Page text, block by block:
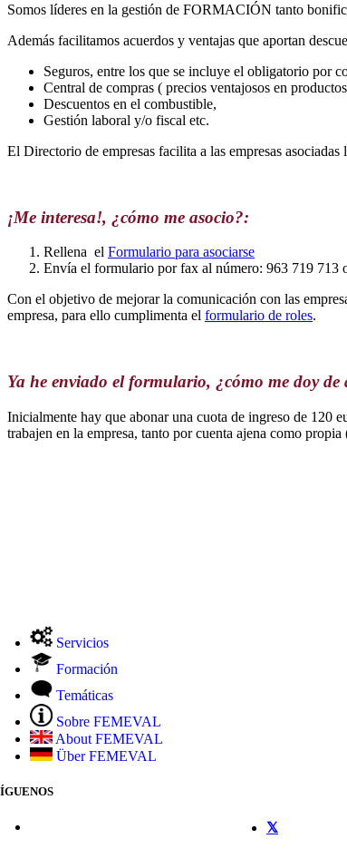
Somos líderes en la gestión de FORMACIÓN tanto
Además facilitamos acuerdos y ventajas que aportan
Seguros, entre los que se incluye el obligatorio por
Central de compras ( precios ventajosos en
Descuentos en el combustible,
Gestión laboral y/o fiscal etc.
El Directorio de empresas facilita a las empresas
¡Me interesa!, ¿cómo me asocio?:
Rellena el Formulario para asociarse
Envía el formulario por fax al número: 963 719 713
Con el objetivo de mejorar la comunicación con las
empresa, para ello cumplimenta el formulario de roles.
Ya he enviado el formulario, ¿cómo me doy de
Inicialmente hay que abonar una cuota de ingreso de 120
trabajen en la empresa, tanto por cuenta ajena como
Servicios
Formación
Temáticas
Sobre FEMEVAL
About FEMEVAL
Über FEMEVAL